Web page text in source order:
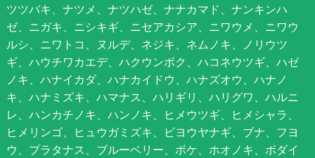
ツツバキ、ナツメ、ナツハゼ、ナナカマド、ナンキンハ
ゼ、ニガキ、ニシキギ、ニセアカシア、ニワウメ、ニワウ
ルシ、ニワトコ、ヌルデ、ネジキ、ネムノキ、ノリウツ
ギ、ハウチワカエデ、ハクウンボク、ハコネウツギ、ハゼ
ノキ、ハナイカダ、ハナカイドウ、ハナズオウ、ハナノ
キ、ハナミズキ、ハマナス、ハリギリ、ハリグワ、ハルニ
レ、ハンカチノキ、ハンノキ、ヒメウツギ、ヒメシャラ、
ヒメリンゴ、ヒュウガミズキ、ビヨウヤナギ、ブナ、フヨ
ウ、プラタナス、ブルーベリー、ボケ、ホオノキ、ボダイ